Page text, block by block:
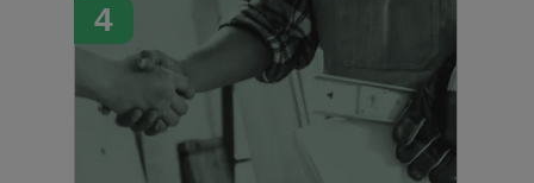
4